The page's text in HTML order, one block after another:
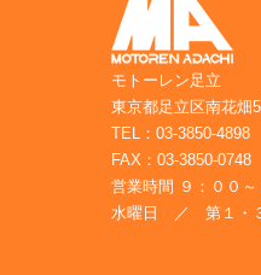
モトーレン足立
東京都足立区南花畑
TEL：03-3850-4898
FAX：03-3850-0748
営業時間 ９：００～
水曜日 ／ 第１・